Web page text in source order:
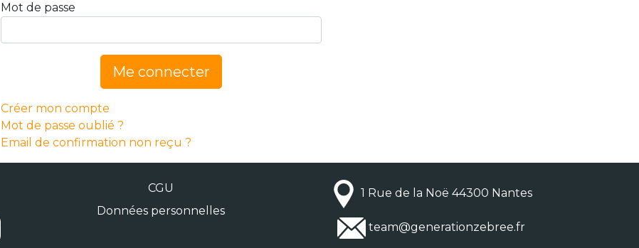
Mot de passe
Me connecter
Créer mon compte
Mot de passe oublié ?
Email de confirmation non reçu ?
CGU
Données personnelles
1 Rue de la Noë 44300 Nantes
team@generationzebree.fr